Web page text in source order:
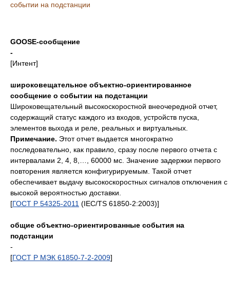
событии на подстанции
GOOSE-сообщение
-
[Интент]
широковещательное объектно-ориентированное
сообщение о событии на подстанции
Широковещательный высокоскоростной внеочередной отчет,
содержащий статус каждого из входов, устройств пуска,
элементов выхода и реле, реальных и виртуальных.
Примечание. Этот отчет выдается многократно
последовательно, как правило, сразу после первого отчета с
интервалами 2, 4, 8,…, 60000 мс. Значение задержки первого
повторения является конфигурируемым. Такой отчет
обеспечивает выдачу высокоскоростных сигналов отключения с
высокой вероятностью доставки.
[ГОСТ Р 54325-2011 (IEC/TS 61850-2:2003)]
общие объектно-ориентированные события на
подстанции
-
[ГОСТ Р МЭК 61850-7-2-2009]